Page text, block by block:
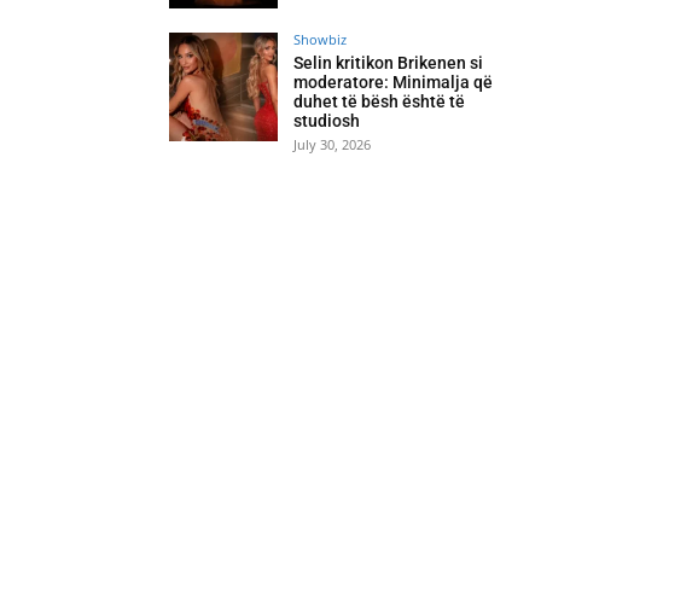
Showbiz
Selin kritikon Brikenen si
moderatore: Minimalja që
duhet të bësh është të
studiosh
July 30, 2026